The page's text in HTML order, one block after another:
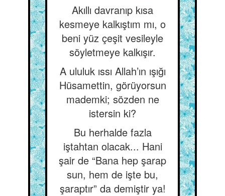
Akıllı davranıp kısa
kesmeye kalkıştım mı, o
beni yüz çeşit vesileyle
söyletmeye kalkışır.
A ululuk ıssı Allah’ın ışığı
Hüsamettin, görüyorsun
mademki; sözden ne
istersin ki?
Bu herhalde fazla
iştahtan olacak... Hani
şair de “Bana hep şarap
sun, hem de işte bu,
şaraptır” da demiştir ya!